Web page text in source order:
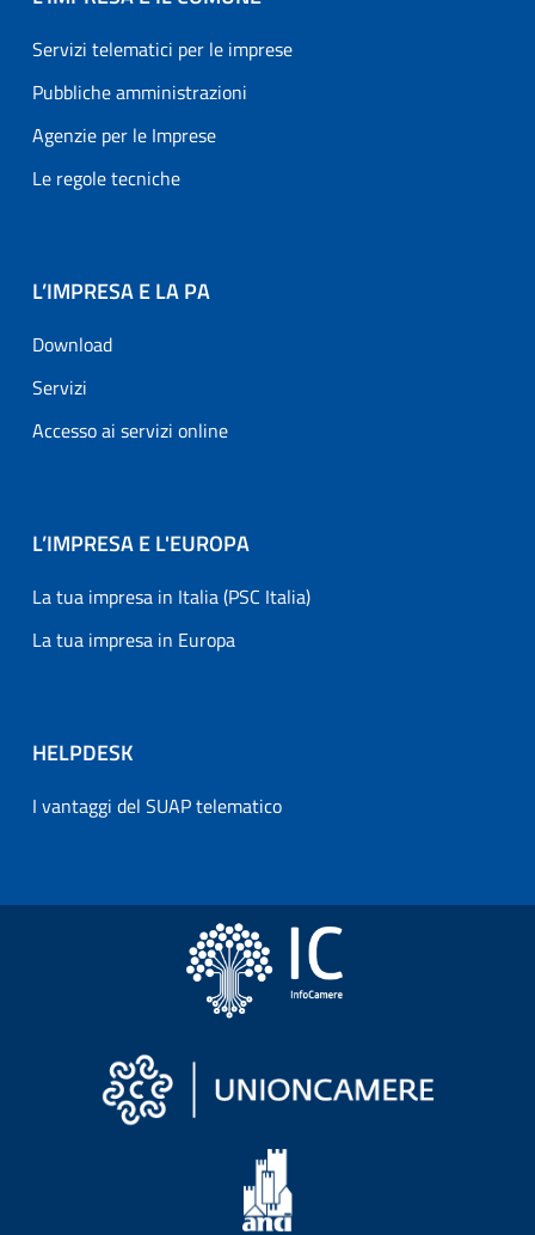
Servizi telematici per le imprese
Pubbliche amministrazioni
Agenzie per le Imprese
Le regole tecniche
L’IMPRESA E LA PA
Download
Servizi
Accesso ai servizi online
L’IMPRESA E L'EUROPA
La tua impresa in Italia (PSC Italia)
La tua impresa in Europa
HELPDESK
I vantaggi del SUAP telematico